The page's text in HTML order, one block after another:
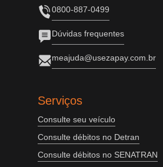
0800-887-0499
Dúvidas frequentes
meajuda@usezapay.com.br
Serviços
Consulte seu veículo
Consulte débitos no Detran
Consulte débitos no SENATRAN